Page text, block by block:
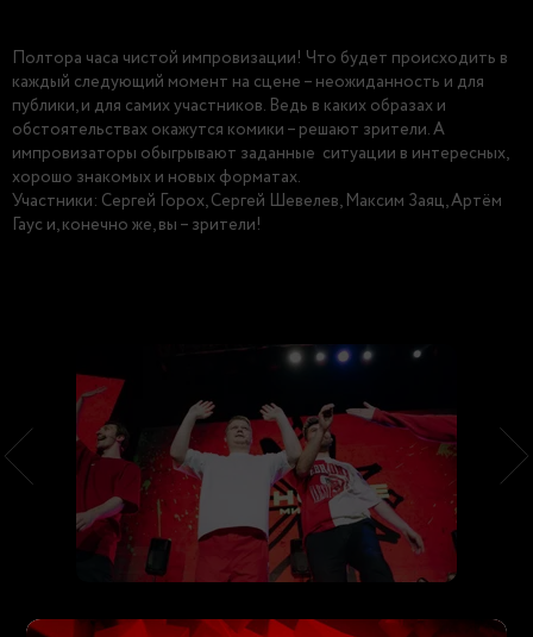
Полтора часа чистой импровизации! Что будет происходить в
каждый следующий момент на сцене – неожиданность и для
публики, и для самих участников. Ведь в каких образах и
обстоятельствах окажутся комики – решают зрители. А
импровизаторы обыгрывают заданные ситуации в интересных,
хорошо знакомых и новых форматах.
Участники: Сергей Горох, Сергей Шевелев, Максим Заяц, Артём
Гаус и, конечно же, вы – зрители!